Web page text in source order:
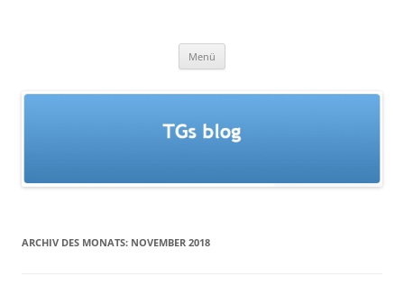
Menü
ARCHIV DES MONATS: NOVEMBER 2018